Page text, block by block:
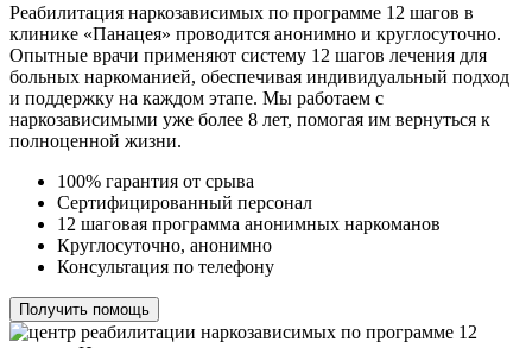
Реабилитация наркозависимых по программе 12 шагов в
клинике «Панацея» проводится анонимно и круглосуточно.
Опытные врачи применяют систему 12 шагов лечения для
больных наркоманией, обеспечивая индивидуальный подход
и поддержку на каждом этапе. Мы работаем с
наркозависимыми уже более 8 лет, помогая им вернуться к
полноценной жизни.
100% гарантия от срыва
Сертифицированный персонал
12 шаговая программа анонимных наркоманов
Круглосуточно, анонимно
Консультация по телефону
Получить помощь